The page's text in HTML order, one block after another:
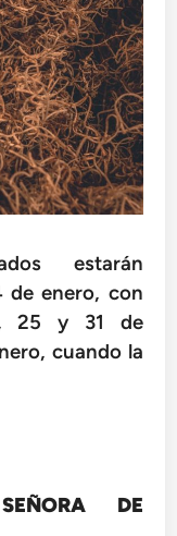
estarán
de enero, con
25 y 31 de
cuando la
DE